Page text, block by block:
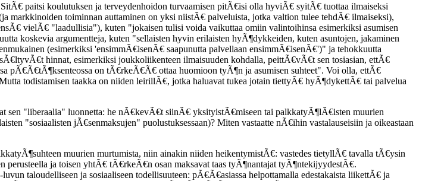
paitsi koulutuksen ja terveydenhoidon turvaamisen pitÃ€isi olla hyviÃ€ syitÃ€ tuottaa ilmaiseksi
markkinoiden toiminnan auttaminen on yksi niistÃ€ palveluista, jotka valtion tulee tehdÃ€ ilmaiseksi),
vielÃ€ "laadullisia"), kuten "jokaisen tulisi voida vaikuttaa omiin valintoihinsa esimerkiksi asumisen
koskevia argumentteja, kuten "sellaisten hyvin erilaisten hyÃ¶dykkeiden, kuten asuntojen, jakaminen
(esimerkiksi 'ensimmÃ€isenÃ€ saapunutta palvellaan ensimmÃ€isenÃ€')" ja tehokkuutta
hinnat, esimerkiksi joukkoliikenteen ilmaisuuden kohdalla, peittÃ€vÃ€t sen tosiasian, ettÃ€
pÃ€Ã€tÃ¶ksenteossa on tÃ€rkeÃ€Ã€ ottaa huomioon tyÃ¶n ja asumisen suhteet". Voi olla, ettÃ€
todistamisen taakka on niiden leirillÃ€, jotka haluavat tukea jotain tiettyÃ€ hyÃ¶dykettÃ€ tai palvelua
sen "liberaalia" luonnetta: he nÃ€kevÃ€t siinÃ€ yksityistÃ€miseen tai palkkatyÃ¶lÃ€isten muurien
"sosiaalisten jÃ€senmaksujen" puolustuksessaan)? Miten vastaatte nÃ€ihin vastalauseisiin ja oikeastaan
muurien murtumista, niin ainakin niiden heikentymistÃ€: vastedes tietyllÃ€ tavalla tÃ€ysin
ja toisen yhtÃ€ tÃ€rkeÃ€n osan maksavat taas tyÃ¶nantajat tyÃ¶ntekijyydestÃ€.
taloudelliseen ja sosiaaliseen todellisuuteen: pÃ€Ã€asiassa helpottamalla edestakaista liikettÃ€ ja